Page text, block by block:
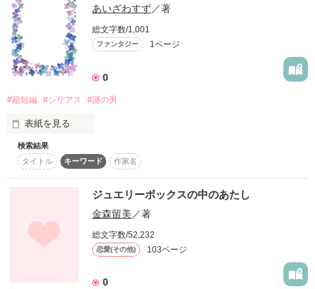
ステータス 全て 完結
作品の長さ
超短編で謎をしかけろ！100文字ミステリーコンテスト
復刻！夏の野いちごビギナーズ応援コンテスト～中・長編チ
500文字の不気味なテスト、募集中。
200文字でゾッ！こわい短編コンテスト
スターツ出版小説投稿サイト合同企画「1話からの長編大
毎週火曜日と、金曜日の朝。
運がよければ月曜日もたまに会える。
通っている大学にほど近い三叉路で
いつもすれ違いざまに
ひとことふたこと話すだけ。
あのひとはすぐに立ち去ってしまうけれど
それで十分。
十分だと、思っていた――。
••┈┈┈┈••✼••┈┈┈┈••
２１歳　大学３年生
あいざわすず／著
総文字数/1,001
ファンタジー 1ページ
0
#超短編 #シリアス #謎の男
表紙を見る
…あなたが寒くないように…
作品を読む
検索結果
タイトル
キーワード 作家名
ジュエリーボックスの中のあたし
金森留美 ／著
総文字数/52,232
恋愛(その他) 103ページ
0